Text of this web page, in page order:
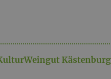
App., Nichtraucher Zimmer/
Fernseher, Balkon,Kästenburg